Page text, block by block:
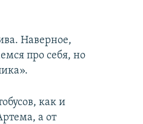
Наверное,
про себя, но
как и
а от